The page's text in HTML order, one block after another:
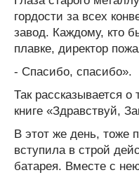
гордости за всех
завод. Каждому, кто
плавке, директор
- Спасибо, спасибо».
Так рассказывается
книге «Здравствуй,
В этот же день, тоже
вступила в строй
батарея. Вместе с